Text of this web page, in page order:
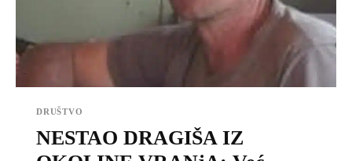
DRUŠTVO
NESTAO DRAGIŠA IZ